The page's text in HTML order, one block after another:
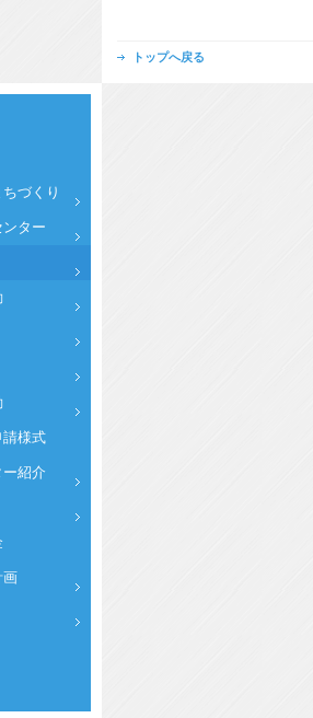
トップへ戻る
づくり
ター
請様式
ー紹介
画